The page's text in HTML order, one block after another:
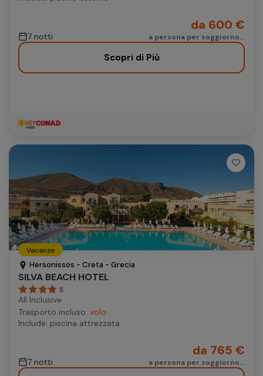
7 notti
da 600 €
a persona per soggiorno...
Scopri di Più
Vacanze
Hersonissos - Creta - Grecia
SILVA BEACH HOTEL
S
All Inclusive
Trasporto incluso: volo
Include: piscina attrezzata
7 notti
da 765 €
a persona per soggiorno...